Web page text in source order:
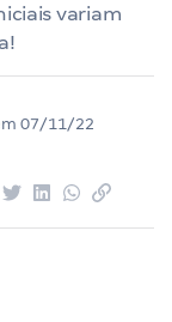
variam
07/11/22